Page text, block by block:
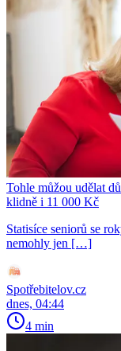
Tohle můžou udělat
klidně i 11 000 Kč
Statisíce seniorů se
nemohly jen […]
Spotřebitelov.cz
dnes, 04:44
4 min